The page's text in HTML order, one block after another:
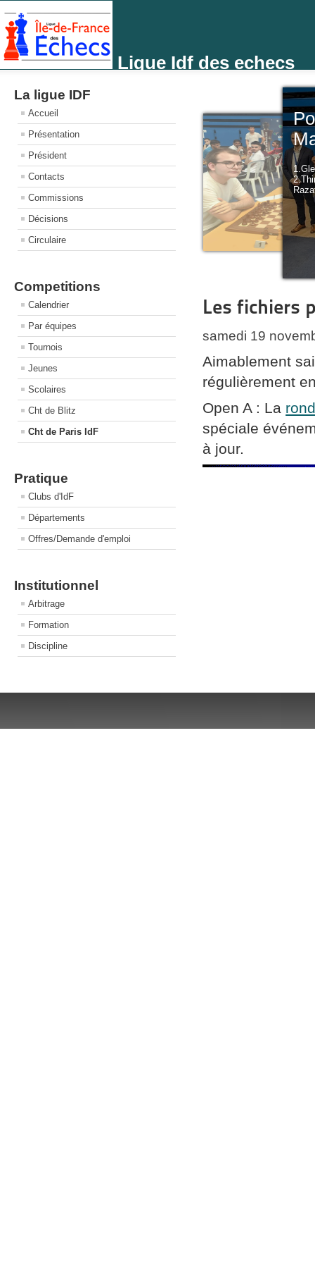
Ligue Idf des echecs
La ligue IDF
Accueil
Présentation
Président
Contacts
Commissions
Décisions
Circulaire
Competitions
Calendrier
Par équipes
Tournois
Jeunes
Scolaires
Cht de Blitz
Cht de Paris IdF
Pratique
Clubs d'IdF
Départements
Offres/Demande d'emploi
Institutionnel
Arbitrage
Formation
Discipline
Les fichiers
samedi 19
Aimablement
régulièrement
Open A : La
spéciale
à jour.